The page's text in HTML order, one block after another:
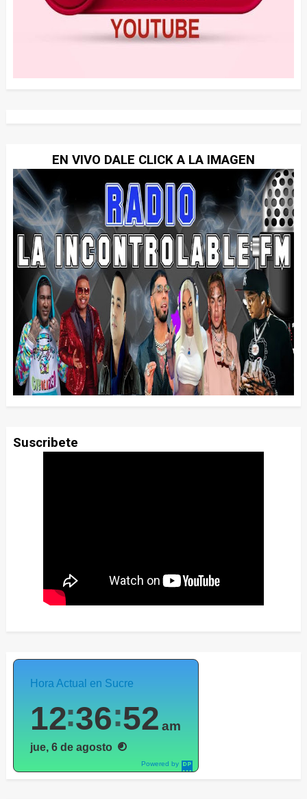
EN VIVO DALE CLICK A LA IMAGEN
Suscribete
Powered by
DaysPedia.c
Hora Actual en Sucre
12 36 54 am
jue, 6 de agosto